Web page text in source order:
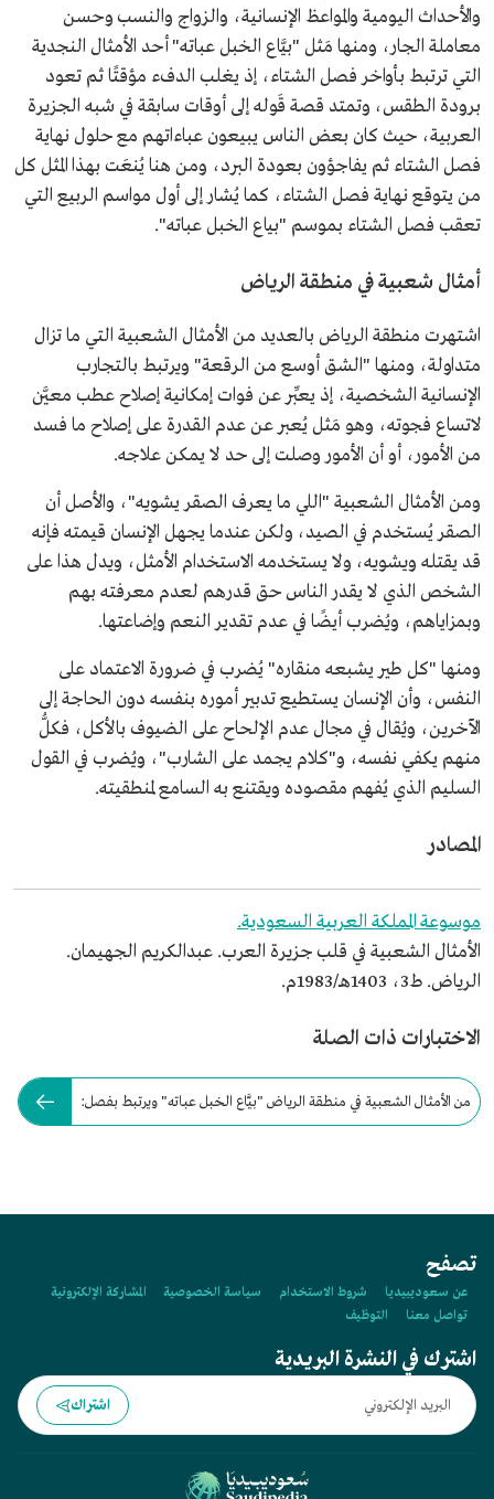
والأحداث اليومية والمواعظ الإنسانية، والزواج والنسب وحسن
معاملة الجار، ومنها مَثل "بيَّاع الخبل عباته" أحد الأمثال النجدية
التي ترتبط بأواخر فصل الشتاء، إذ يغلب الدفء مؤقتًا ثم تعود
برودة الطقس، وتمتد قصة قَوله إلى أوقات سابقة في شبه الجزيرة
العربية، حيث كان بعض الناس يبيعون عباءاتهم مع حلول نهاية
فصل الشتاء ثم يفاجؤون بعودة البرد، ومن هنا يُنعَت بهذا المثل كل
من يتوقع نهاية فصل الشتاء، كما يُشار إلى أول مواسم الربيع التي
تعقب فصل الشتاء بموسم "بياع الخبل عباته".
أمثال شعبية في منطقة الرياض
اشتهرت منطقة الرياض بالعديد من الأمثال الشعبية التي ما تزال
متداولة، ومنها "الشق أوسع من الرقعة" ويرتبط بالتجارب
الإنسانية الشخصية، إذ يعبِّر عن فوات إمكانية إصلاح عطب معيَّن
لاتساع فجوته، وهو مَثل يُعبر عن عدم القدرة على إصلاح ما فسد
من الأمور، أو أن الأمور وصلت إلى حد لا يمكن علاجه.
ومن الأمثال الشعبية "اللي ما يعرف الصقر يشويه"، والأصل أن
الصقر يُستخدم في الصيد، ولكن عندما يجهل الإنسان قيمته فإنه
قد يقتله ويشويه، ولا يستخدمه الاستخدام الأمثل، ويدل هذا على
الشخص الذي لا يقدر الناس حق قدرهم لعدم معرفته بهم
وبمزاياهم، ويُضرب أيضًا في عدم تقدير النعم وإضاعتها.
ومنها "كل طير يشبعه منقاره" يُضرب في ضرورة الاعتماد على
النفس، وأن الإنسان يستطيع تدبير أموره بنفسه دون الحاجة إلى
الآخرين، ويُقال في مجال عدم الإلحاح على الضيوف بالأكل، فكلُّ
منهم يكفي نفسه، و"كلام يجمد على الشارب"، ويُضرب في القول
السليم الذي يُفهم مقصوده ويقتنع به السامع لمنطقيته.
المصادر
موسوعة المملكة العربية السعودية.
الأمثال الشعبية في قلب جزيرة العرب. عبدالكريم الجهيمان.
الرياض. ط3، 1403هـ/1983م.
الاختبارات ذات الصلة
من الأمثال الشعبية في منطقة الرياض "بيَّاع الخبل عباته" ويرتبط بفصل:
تصفح
عن سعوديبيديا شروط الاستخدام سياسة الخصوصية
المشاركة الإلكترونية
تواصل معنا
التوظيف
اشترك في النشرة البريدية
اشتراك